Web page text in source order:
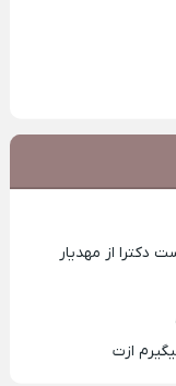
از مهدیار
ازت